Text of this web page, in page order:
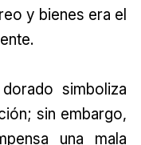
y bienes era el
simboliza
sin embargo,
una mala